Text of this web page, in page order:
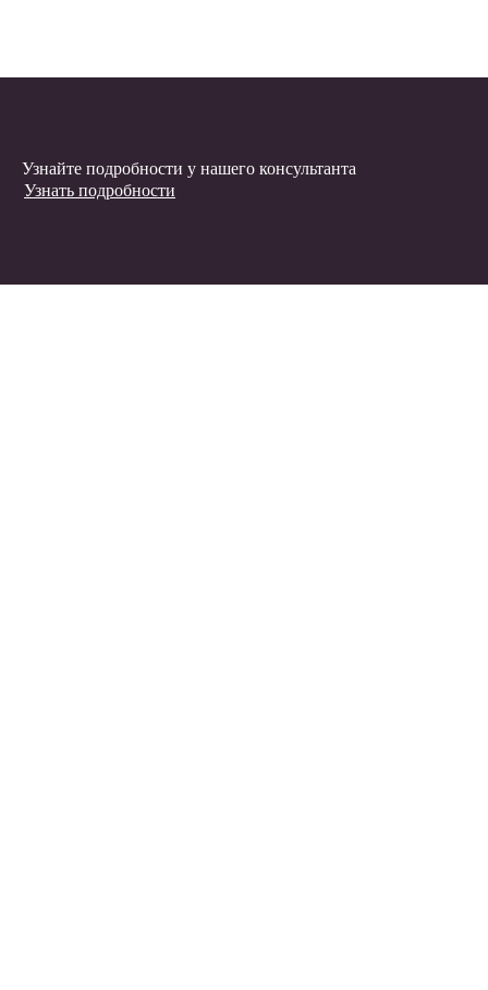
Узнайте подробности у нашего консультанта
Узнать подробности